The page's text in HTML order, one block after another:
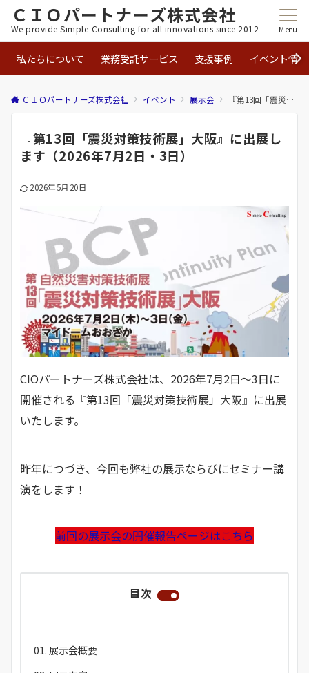
ＣＩＯパートナーズ株式会社
We provide Simple-Consulting for all innovations since 2012 Menu
私たちについて 業務受託サービス 支援事例 イベント情報
ＣＩＯパートナーズ株式会社 イベント 展示会 『第13回「震災対策技術展」大阪』に出展します（2026年7月2日・3日）
『第13回「震災対策技術展」大阪』に出展し
ます（2026年7月2日・3日）
2026年5月20日
CIOパートナーズ株式会社は、2026年7月2日～3日に
開催される『第13回「震災対策技術展」大阪』に出展
いたします。
昨年につづき、今回も弊社の展示ならびにセミナー講
演をします！
前回の展示会の開催報告ページはこちら
目次
展示会概要